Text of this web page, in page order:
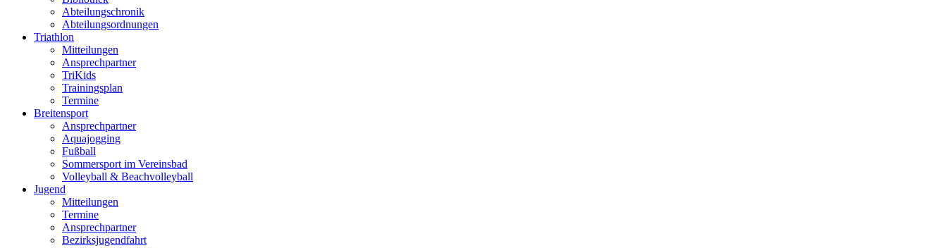
Abteilungschronik
Abteilungsordnungen
Triathlon
Mitteilungen
Ansprechpartner
TriKids
Trainingsplan
Termine
Breitensport
Ansprechpartner
Aquajogging
Fußball
Sommersport im Vereinsbad
Volleyball & Beachvolleyball
Jugend
Mitteilungen
Termine
Ansprechpartner
Bezirksjugendfahrt